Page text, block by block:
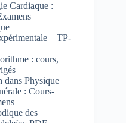
Cardiaque :
– TP-
: cours,
dans Physique
: Cours-
des